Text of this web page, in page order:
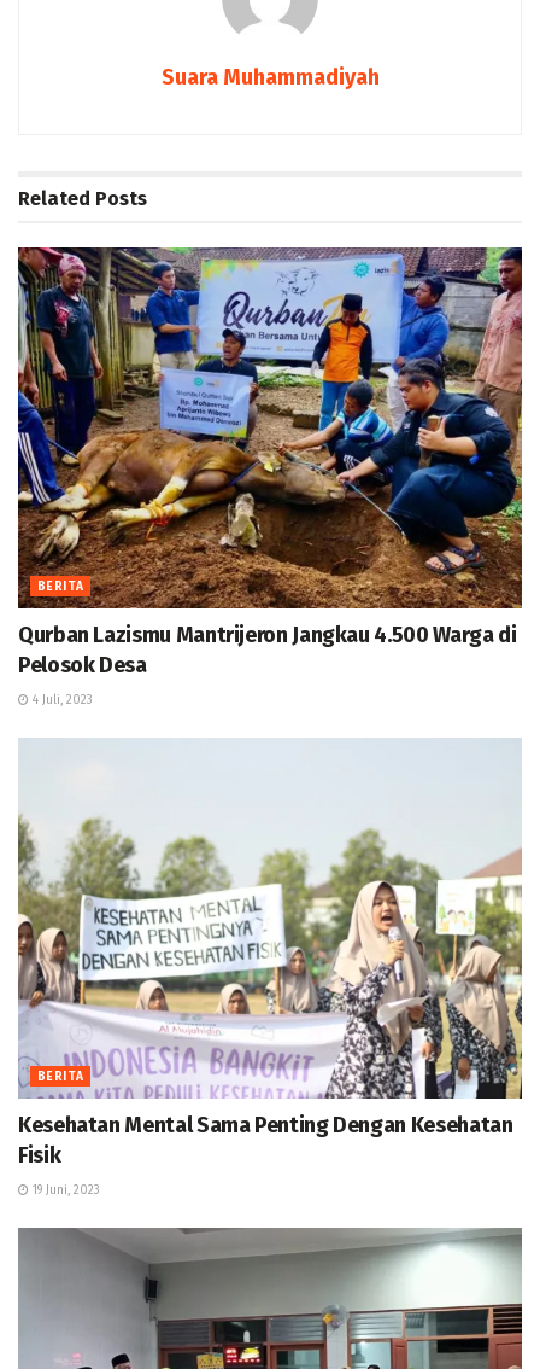
Suara Muhammadiyah
Related Posts
BERITA
Qurban Lazismu Mantrijeron Jangkau 4.500 Warga di
Pelosok Desa
4 Juli, 2023
BERITA
Kesehatan Mental Sama Penting Dengan Kesehatan
Fisik
19 Juni, 2023